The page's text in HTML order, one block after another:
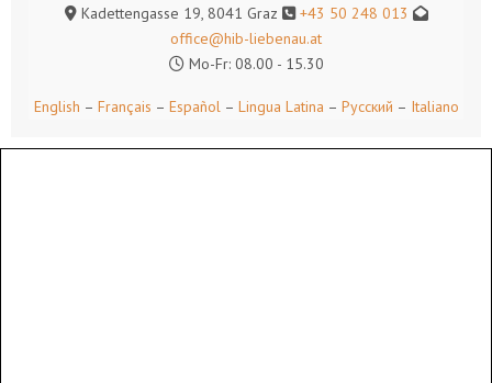
Kadettengasse 19, 8041 Graz
+43 50 248 013
office@hib-liebenau.at
Mo-Fr: 08.00 - 15.30
English – Français – Español– Lingua Latina – Русский – Italiano